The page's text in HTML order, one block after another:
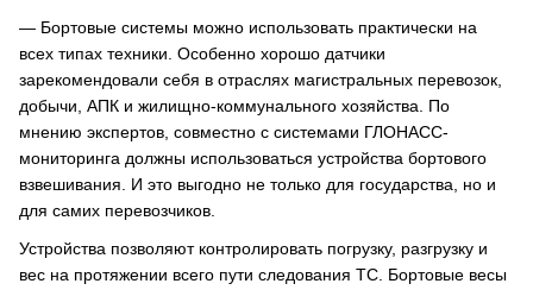
— Бортовые системы можно использовать практически на
всех типах техники. Особенно хорошо датчики
зарекомендовали себя в отраслях магистральных перевозок,
добычи, АПК и жилищно-коммунального хозяйства. По
мнению экспертов, совместно с системами ГЛОНАСС-
мониторинга должны использоваться устройства бортового
взвешивания. И это выгодно не только для государства, но и
для самих перевозчиков.
Устройства позволяют контролировать погрузку, разгрузку и
вес на протяжении всего пути следования ТС. Бортовые весы